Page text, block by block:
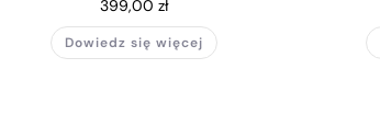
399,00 zł
Dowiedz się więcej